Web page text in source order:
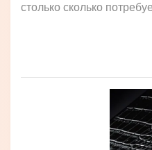
столько сколько